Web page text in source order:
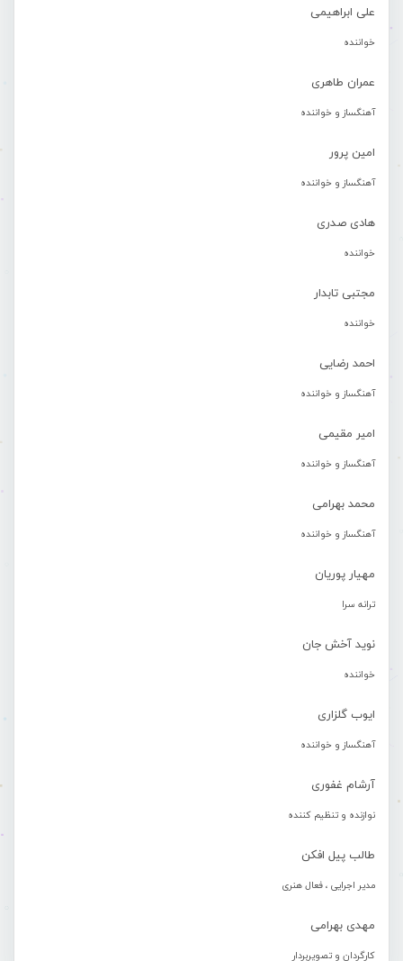
علی ابراهیمی
خواننده
عمران طاهری
آهنگساز و خواننده
امین پرور
آهنگساز و خواننده
هادی صدری
خواننده
مجتبی تابدار
خواننده
احمد رضایی
آهنگساز و خواننده
امیر مقیمی
آهنگساز و خواننده
محمد بهرامی
آهنگساز و خواننده
مهیار پوریان
ترانه سرا
نوید آخش جان
خواننده
ایوب گلزاری
آهنگساز و خواننده
آرشام غفوری
نوازنده و تنظیم کننده
طالب پیل افکن
مدیر اجرایی ، فعال هنری
مهدی بهرامی
کارگردان و تصویربردار